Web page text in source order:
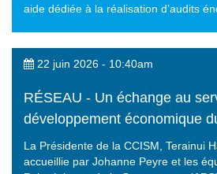
aide dédiée à la réalisation d’audits
22 juin 2026 - 10:40am
RÉSEAU - Un échange au
développement économique
La Présidente de la CCISM, Terainui
accueillie par Johanne Peyre et les